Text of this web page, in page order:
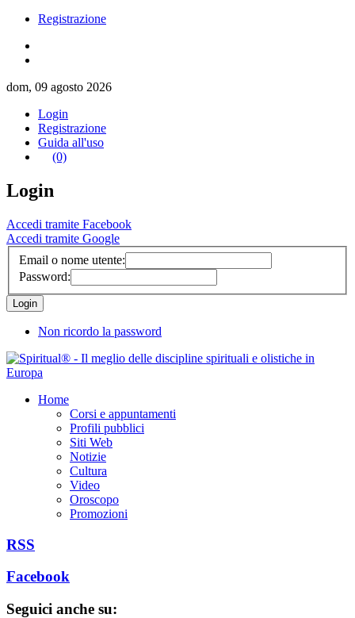
Registrazione
dom, 09 agosto 2026
Login
Registrazione
Guida all'uso
(0)
Login
Accedi tramite Facebook
Accedi tramite Google
Email o nome utente:
Password:
Non ricordo la password
Home
Corsi e appuntamenti
Profili pubblici
Siti Web
Notizie
Cultura
Video
Oroscopo
Promozioni
RSS
Facebook
Seguici anche su: